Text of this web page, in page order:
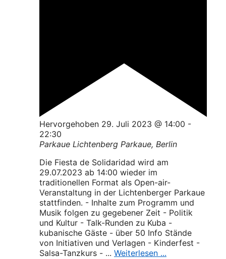
Hervorgehoben 29. Juli 2023 @ 14:00 -
22:30
Parkaue Lichtenberg Parkaue, Berlin
Die Fiesta de Solidaridad wird am
29.07.2023 ab 14:00 wieder im
traditionellen Format als Open-air-
Veranstaltung in der Lichtenberger Parkaue
stattfinden. - Inhalte zum Programm und
Musik folgen zu gegebener Zeit - Politik
und Kultur - Talk-Runden zu Kuba -
kubanische Gäste - über 50 Info Stände
von Initiativen und Verlagen - Kinderfest -
Salsa-Tanzkurs - ... Weiterlesen ...